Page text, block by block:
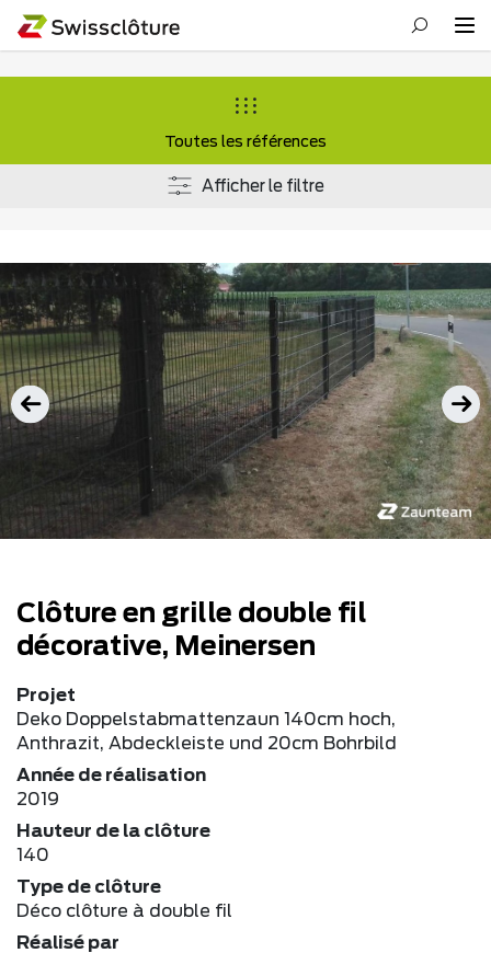
Toutes les références
Afficher le filtre
Clôture en grille double fil
décorative, Meinersen
Projet
Deko Doppelstabmattenzaun 140cm hoch,
Anthrazit, Abdeckleiste und 20cm Bohrbild
Année de réalisation
2019
Hauteur de la clôture
140
Type de clôture
Déco clôture à double fil
Réalisé par